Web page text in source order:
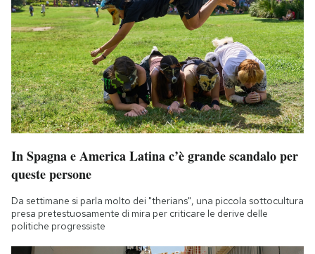
In Spagna e America Latina c’è grande scandalo per
queste persone
Da settimane si parla molto dei "therians", una piccola sottocultura
presa pretestuosamente di mira per criticare le derive delle
politiche progressiste